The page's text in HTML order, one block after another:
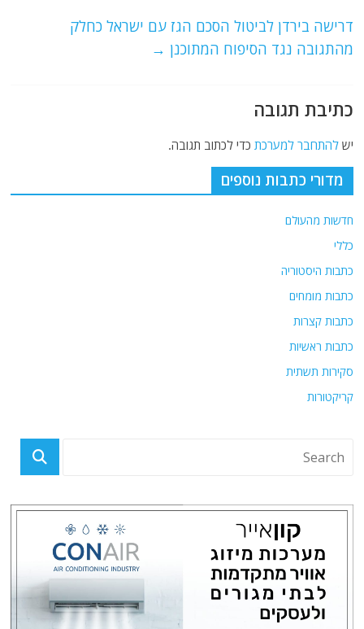
p
o
k
דרישה בירדן לביטול הסכם הגז עם ישראל כחלק
מהתגובה נגד הסיפוח המתוכנן →
כתיבת תגובה
ישלהתחבר למערכת כדי לכתוב תגובה.
מדורי כתבות נוספים
חדשות מהעולם
כללי
כתבות היסטוריה
כתבות מומחים
כתבות קצרות
כתבות ראשיות
סקירות תשתית
קריקטורות